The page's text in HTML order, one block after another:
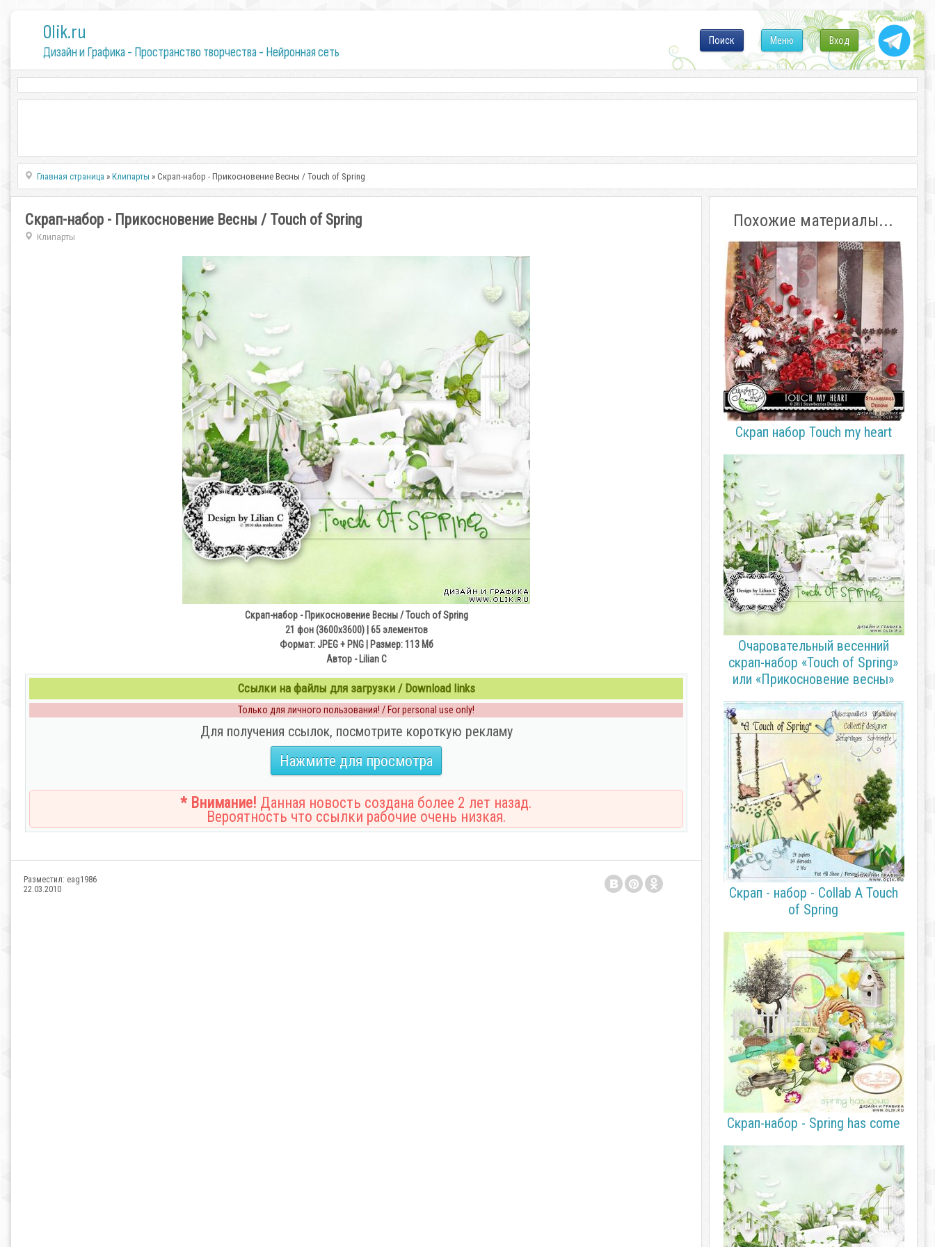
0lik.ru
Дизайн и Графика - Пространство творчества - Нейронная сеть
Вход
Меню
Поиск
Главная страница »Клипарты » Скрап-набор - Прикосновение Весны / Touch of Spring
Скрап-набор - Прикосновение Весны / Touch of Spring
Клипарты
Скрап-набор - Прикосновение Весны / Touch of Spring
21 фон (3600х3600) | 65 элементов
Формат: JPEG + PNG | Размер: 113 Mб
Автор - Lilian C
Ссылки на файлы для загрузки / Download links
Только для личного пользования! / For personal use only!
Для получения ссылок, посмотрите короткую рекламу
Нажмите для просмотра
* Внимание! Данная новость создана более 2 лет назад.
Вероятность что ссылки рабочие очень низкая.
Разместил: eag1986
22.03.2010
Похожие материалы...
Скрап набор Touch my heart
Очаровательный весенний
скрап-набор «Touch of Spring»
или «Прикосновение весны»
Скрап - набор - Collab A Touch
of Spring
Скрап-набор - Spring has come